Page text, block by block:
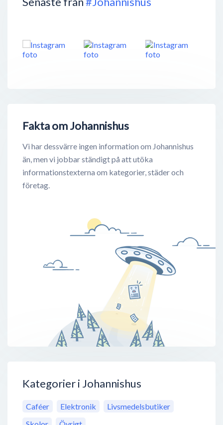
Fakta om Johannishus
Vi har dessvärre ingen information om Johannishus
än, men vi jobbar ständigt på att utöka
informationstexterna om kategorier, städer och
företag.
Kategorier i Johannishus
Caféer Elektronik
Livsmedelsbutiker